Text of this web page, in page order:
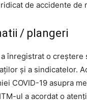
de accidente de
/ plangeri
înregistrat o creștere
și a sindicatelor.
COVID-19 asupra
ul a acordat o